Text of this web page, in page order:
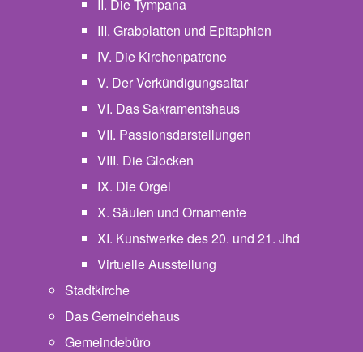
II. Die Tympana
III. Grabplatten und Epitaphien
IV. Die Kirchenpatrone
V. Der Verkündigungsaltar
VI. Das Sakramentshaus
VII. Passionsdarstellungen
VIII. Die Glocken
IX. Die Orgel
X. Säulen und Ornamente
XI. Kunstwerke des 20. und 21. Jhd
Virtuelle Ausstellung
Stadtkirche
Das Gemeindehaus
Gemeindebüro